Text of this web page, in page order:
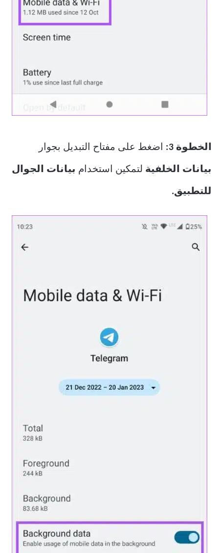
الخطوة 3: اضغط على مفتاح التبديل بجوار
بيانات الخلفية لتمكين استخدام بيانات الجوال
للتطبيق.